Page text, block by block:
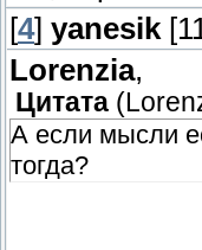
[4] yanesik
Lorenzia,
Цитата (
А если мысли
тогда?